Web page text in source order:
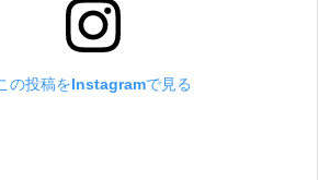
の投稿をInstagramで見る